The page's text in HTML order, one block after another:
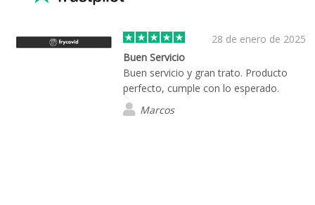
28 de enero de 2025
Buen Servicio
Buen servicio y gran trato. Producto
perfecto, cumple con lo esperado.
Marcos